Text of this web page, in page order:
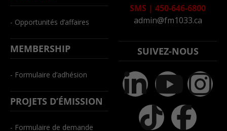
- Opportunités d’affaires
MEMBERSHIP
- Formulaire d’adhésion
PROJETS D’ÉMISSION
- Formulaire de demande
SMS | 450-646-6800
admin@fm1033.ca
SUIVEZ-NOUS